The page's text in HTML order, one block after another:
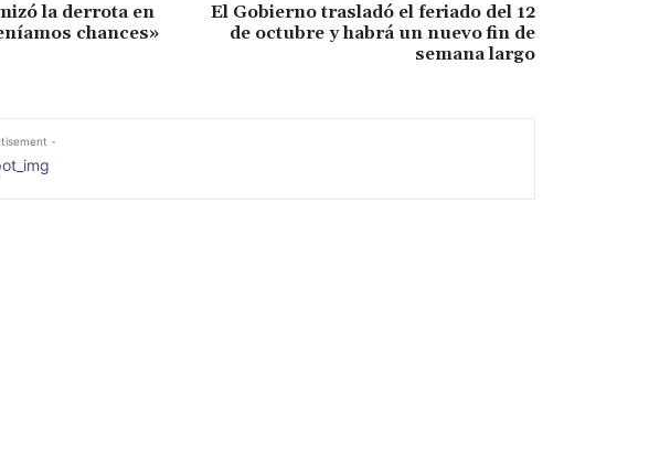
la derrota en
chances»
El Gobierno trasladó el feriado del 12
de octubre y habrá un nuevo fin de
semana largo
-